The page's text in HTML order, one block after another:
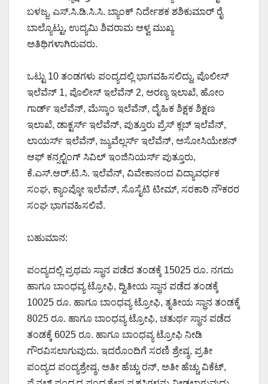
ಬಳಜ್ಜ, ಎಸ್.ಸಿ.ಡಿ.ಸಿ.ಸಿ. ಬ್ಯಾಂಕ್ ನಿರ್ದೇಶಕ ಶಶಿಕುಮಾರ್ ರೈ
ಬಾಲ್ಯೊಟ್ಟು, ಉದ್ಯಮಿ ಶಿವರಾಮ ಆಳ್ವ ಮುಖ್ಯ
ಅತಿಥಿಗಳಾಗಿರುವರು.
ಒಟ್ಟು 10 ತಂಡಗಳು ಪಂದ್ಯದಲ್ಲಿ ಭಾಗವಹಿಸಲಿದ್ದು, ಪೊಲೀಸ್
ಇಲೆವೆನ್ 1, ಪೊಲೀಸ್ ಇಲೆವೆನ್ 2, ಅರಣ್ಯ ಇಲಾಖೆ, ಹೋಂ
ಗಾರ್ಡ್ ಇಲೆವೆನ್, ಮೆಸ್ಕಾಂ ಇಲೆವೆನ್, ದೈಹಿಕ ಶಿಕ್ಷಕ ಶಿಕ್ಷಣ
ಇಲಾಖೆ, ಡಾಕ್ಟರ್ಸ್ ಇಲೆವೆನ್, ಪುತ್ತೂರು ಪ್ರೆಸ್ ಕ್ಲಬ್ ಇಲೆವೆನ್,
ಲಾಯರ್ಸ್ ಇಲೆವೆನ್, ಜ್ಯುವೆಲ್ಲರ್ಸ್ ಇಲೆವೆನ್, ಅಸೋಸಿಯೇಶನ್
ಆಫ್ ಕನ್ಸಲ್ಟಿಂಗ್ ಸಿವಿಲ್ ಇಂಜಿನಿಯರ್ಸ್ ಪುತ್ತೂರು,
ಕೆ.ಎಸ್.ಆರ್.ಟಿ.ಸಿ. ಇಲೆವೆನ್, ವಿವೇಕಾನಂದ ವಿದ್ಯಾವರ್ಧಕ
ಸಂಘ, ಕ್ಯಾಂಪ್ಕೋ ಇಲೆವೆನ್, ಸೊಸೈಟಿ ಟೀಮ್, ಸರಕಾರಿ ನೌಕರರ
ಸಂಘ ಭಾಗವಹಿಸಲಿವೆ.
ಬಹುಮಾನ:
ಪಂದ್ಯದಲ್ಲಿ ಪ್ರಥಮ ಸ್ಥಾನ ಪಡೆದ ತಂಡಕ್ಕೆ 15025 ರೂ. ನಗದು
ಹಾಗೂ ಬಾಂಧವ್ಯ ಟ್ರೋಫಿ, ದ್ವಿತೀಯ ಸ್ಥಾನ ಪಡೆದ ತಂಡಕ್ಕೆ
10025 ರೂ. ಹಾಗೂ ಬಾಂಧವ್ಯ ಟ್ರೋಫಿ, ತೃತೀಯ ಸ್ಥಾನ ತಂಡಕ್ಕೆ
8025 ರೂ. ಹಾಗೂ ಬಾಂಧವ್ಯ ಟ್ರೋಫಿ, ಚತುರ್ಥ ಸ್ಥಾನ ಪಡೆದ
ತಂಡಕ್ಕೆ 6025 ರೂ. ಹಾಗೂ ಬಾಂಧವ್ಯ ಟ್ರೋಫಿ ನೀಡಿ
ಗೌರವಿಸಲಾಗುವುದು. ಇದರೊಂದಿಗೆ ಸರಣಿ ಶ್ರೇಷ್ಠ, ಪ್ರತೀ
ಪಂದ್ಯದ ಪಂದ್ಯಶ್ರೇಷ್ಠ, ಅತೀ ಹೆಚ್ಚು ರನ್, ಅತೀ ಹೆಚ್ಚು ವಿಕೆಟ್,